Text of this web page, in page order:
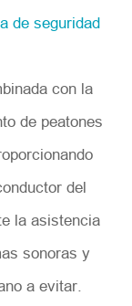
de seguridad
con la
de peatones
del
la asistencia
sonoras y
a evitar.